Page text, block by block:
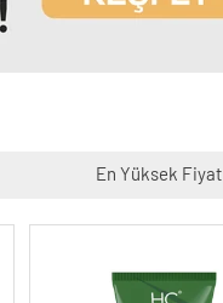
En Yüksek Fiyat